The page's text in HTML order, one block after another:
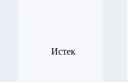
Истек